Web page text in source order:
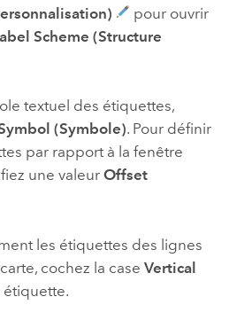
pour ouvrir
Scheme (Structure
textuel des étiquettes,
(Symbole). Pour définir
par rapport à la fenêtre
une valeur Offset
les étiquettes des lignes
cochez la case Vertical